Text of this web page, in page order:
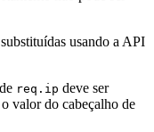
usando a API
req.ip deve ser
valor do cabeçalho de